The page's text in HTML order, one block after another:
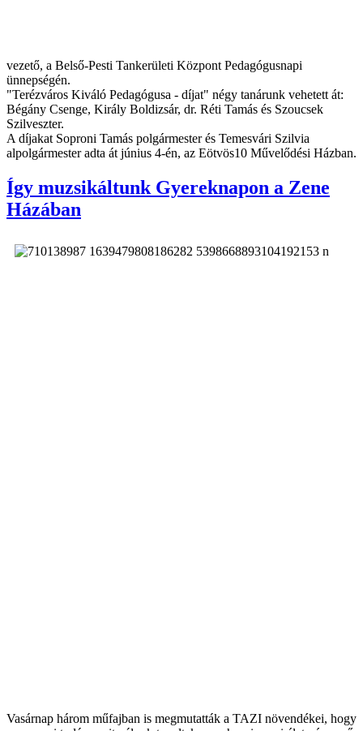
vezető, a Belső-Pesti Tankerületi Központ Pedagógusnapi
ünnepségén.
"Terézváros Kiváló Pedagógusa - díjat" négy tanárunk vehetett át:
Bégány Csenge, Király Boldizsár, dr. Réti Tamás és Szoucsek
Szilveszter.
A díjakat Soproni Tamás polgármester és Temesvári Szilvia
alpolgármester adta át június 4-én, az Eötvös10 Művelődési Házban.
Így muzsikáltunk Gyereknapon a Zene
Házában
Vasárnap három műfajban is megmutatták a TAZI növendékei, hogy